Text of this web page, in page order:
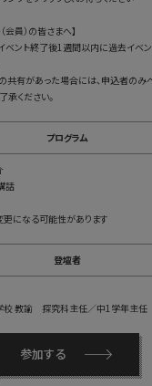
会員）の皆さまへ】
ベント終了後1週間以内に過去イベ
共有があった場合には、申込者のみ
承ください。
プログラム
話
になる可能性があります
登壇者
校 教諭 探究科主任／中1学年主任
参加する